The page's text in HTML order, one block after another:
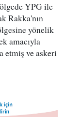
YPG ile
Rakka'nın
yönelik
amacıyla
etmiş ve askeri